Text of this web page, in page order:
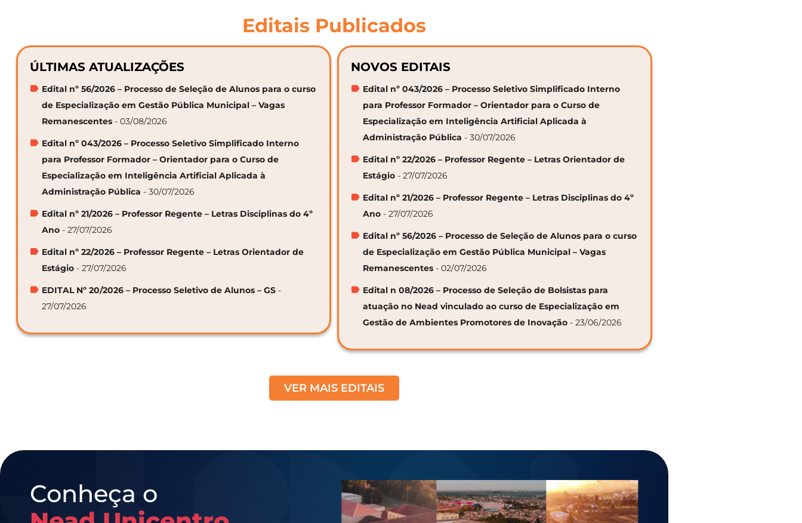
Editais Publicados
ÚLTIMAS ATUALIZAÇÕES
Edital nº 56/2026 – Processo de Seleção de Alunos para o curso
de Especialização em Gestão Pública Municipal – Vagas
Remanescentes - 03/08/2026
Edital nº 043/2026 – Processo Seletivo Simplificado Interno
para Professor Formador – Orientador para o Curso de
Especialização em Inteligência Artificial Aplicada à
Administração Pública - 30/07/2026
Edital nº 21/2026 – Professor Regente – Letras Disciplinas do 4º
Ano - 27/07/2026
Edital nº 22/2026 – Professor Regente – Letras Orientador de
Estágio - 27/07/2026
EDITAL Nº 20/2026 – Processo Seletivo de Alunos – GS -
27/07/2026
NOVOS EDITAIS
Edital nº 043/2026 – Processo Seletivo Simplificado Interno
para Professor Formador – Orientador para o Curso de
Especialização em Inteligência Artificial Aplicada à
Administração Pública - 30/07/2026
Edital nº 22/2026 – Professor Regente – Letras Orientador de
Estágio - 27/07/2026
Edital nº 21/2026 – Professor Regente – Letras Disciplinas do 4º
Ano - 27/07/2026
Edital nº 56/2026 – Processo de Seleção de Alunos para o curso
de Especialização em Gestão Pública Municipal – Vagas
Remanescentes - 02/07/2026
Edital n 08/2026 – Processo de Seleção de Bolsistas para
atuação no Nead vinculado ao curso de Especialização em
Gestão de Ambientes Promotores de Inovação - 23/06/2026
VER MAIS EDITAIS
Conheça o